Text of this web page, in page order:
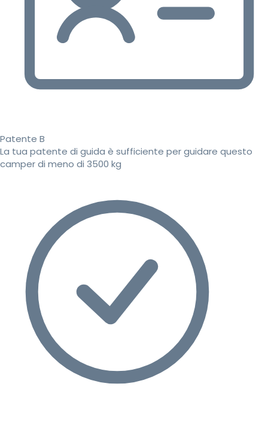
Patente B
La tua patente di guida è sufficiente per guidare questo
camper di meno di 3500 kg